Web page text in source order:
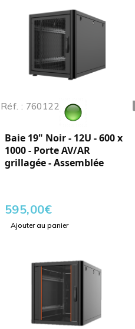
Réf. : 760122
Baie 19" Noir - 12U - 600 x
1000 - Porte AV/AR
grillagée - Assemblée
595,00€
Ajouter au panier